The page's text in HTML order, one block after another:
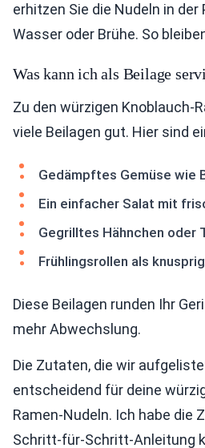
erhitzen Sie die Nudeln in
Wasser oder Brühe. So
Was kann ich als Beilage
Zu den würzigen Knoblauch-
viele Beilagen gut. Hier sind
Gedämpftes Gemüse wie
Ein einfacher Salat mit
Gegrilltes Hähnchen oder
Frühlingsrollen als
Diese Beilagen runden Ihr
mehr Abwechslung.
Die Zutaten, die wir
entscheidend für deine
Ramen-Nudeln. Ich habe die
Schritt-für-Schritt-Anleitung